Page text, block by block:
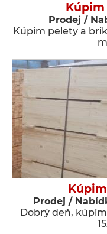
Prodej /
Kúpim pelety a
Prodej /
Dobrý deň,